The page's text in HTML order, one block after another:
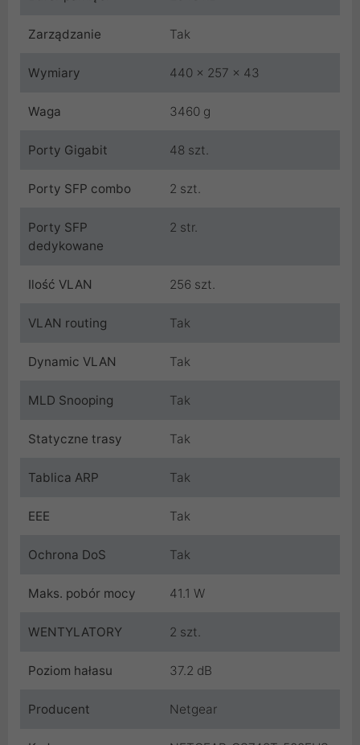
Zarządzanie Tak
Wymiary 440 x 257 x 43
Waga 3460 g
Porty Gigabit 48 szt.
Porty SFP combo 2 szt.
Porty SFP
dedykowane
2 str.
Ilość VLAN 256 szt.
VLAN routing Tak
Dynamic VLAN Tak
MLD Snooping Tak
Statyczne trasy Tak
Tablica ARP Tak
EEE Tak
Ochrona DoS Tak
Maks. pobór mocy 41.1 W
WENTYLATORY 2 szt.
Poziom hałasu 37.2 dB
Producent Netgear